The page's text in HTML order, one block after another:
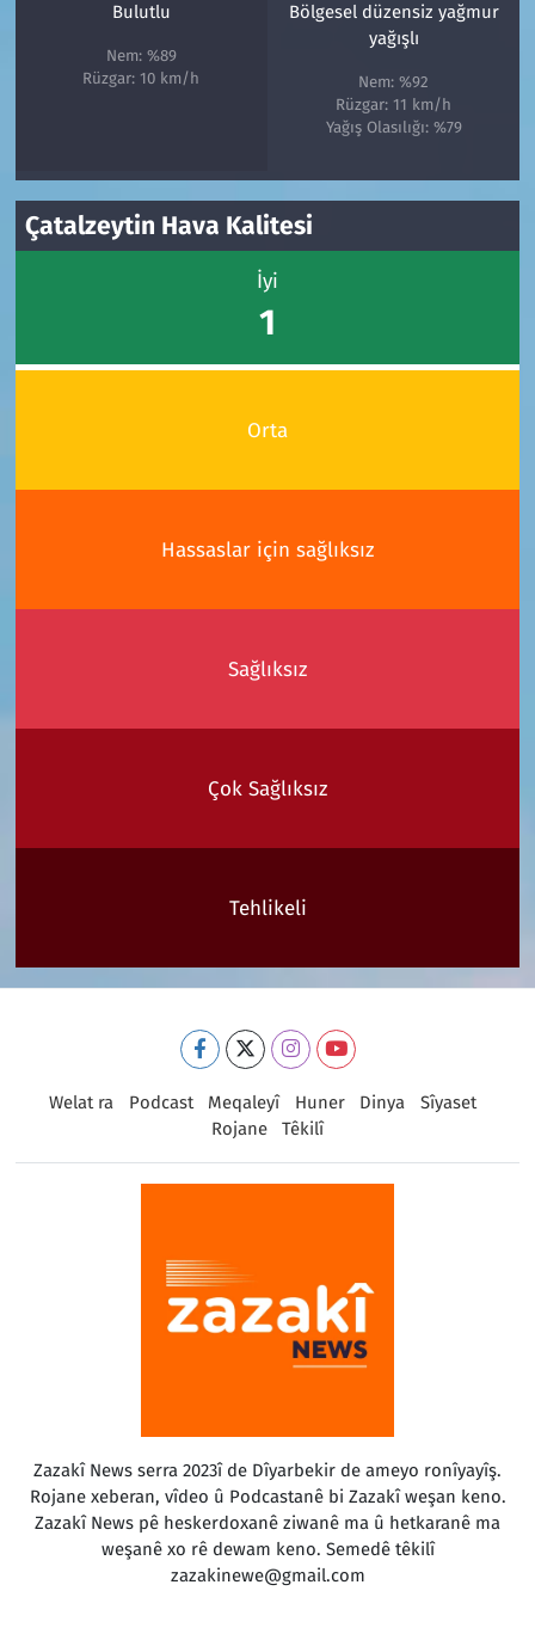
Bulutlu
Nem: %89
Rüzgar: 10 km/h
Bölgesel düzensiz yağmur
yağışlı
Nem: %92
Rüzgar: 11 km/h
Yağış Olasılığı: %79
Çatalzeytin Hava Kalitesi
İyi
1
Orta
Hassaslar için sağlıksız
Sağlıksız
Çok Sağlıksız
Tehlikeli
Welat ra Podcast Meqaleyî Huner Dinya
Sîyaset
Rojane
Têkilî
Zazakî News serra 2023î de Dîyarbekir de ameyo ronîyayîş.
Rojane xeberan, vîdeo û Podcastanê bi Zazakî weşan keno.
Zazakî News pê heskerdoxanê ziwanê ma û hetkaranê ma
weşanê xo rê dewam keno. Semedê têkilî
zazakinewe@gmail.com